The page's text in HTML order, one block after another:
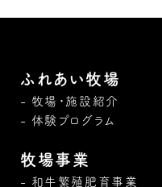
ふれあい牧場
牧場・施設紹介
体験プログラム
牧場事業
和牛繁殖肥育事業